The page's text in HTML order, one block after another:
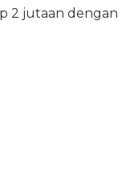
2 jutaan dengan